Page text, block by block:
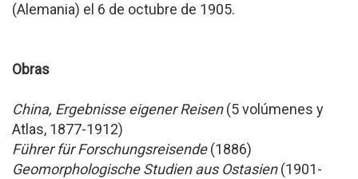
(Alemania) el 6 de octubre de 1905.
Obras
China, Ergebnisse eigener Reisen(5 volúmenes y
Atlas, 1877-1912)
Führer für Forschungsreisende(1886)
Geomorphologische Studien aus Ostasien(1901-